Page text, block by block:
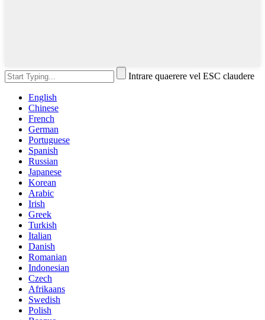
Intrare quaerere vel ESC claudere
English
Chinese
French
German
Portuguese
Spanish
Russian
Japanese
Korean
Arabic
Irish
Greek
Turkish
Italian
Danish
Romanian
Indonesian
Czech
Afrikaans
Swedish
Polish